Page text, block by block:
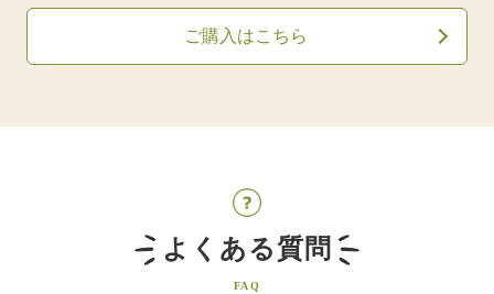
ご購入はこちら
よくある質問
FAQ